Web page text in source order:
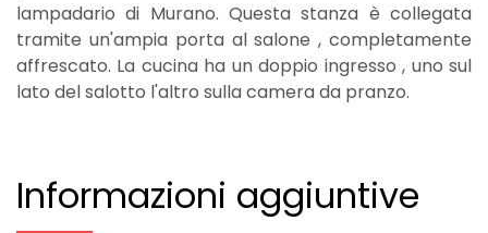
lampadario di Murano. Questa stanza è collegata
tramite un'ampia porta al salone , completamente
affrescato. La cucina ha un doppio ingresso , uno sul
lato del salotto l'altro sulla camera da pranzo.
Informazioni aggiuntive